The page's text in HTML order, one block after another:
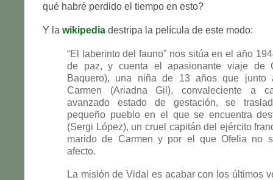
qué habré perdido el tiempo en esto?
Y la wikipedia destripa la película de este modo:
“El laberinto del fauno” nos sitúa en el año
de paz, y cuenta el apasionante viaje de
Baquero), una niña de 13 años que junto
Carmen (Ariadna Gil), convaleciente a
avanzado estado de gestación, se
pequeño pueblo en el que se encuentra
(Sergi López), un cruel capitán del ejército
marido de Carmen y por el que Ofelia no
afecto.
La misión de Vidal es acabar con los últimos